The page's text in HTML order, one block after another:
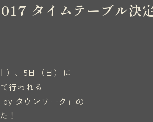
タイムテーブル決
）、5日（日）に
行われる
by タウンワーク」の
！